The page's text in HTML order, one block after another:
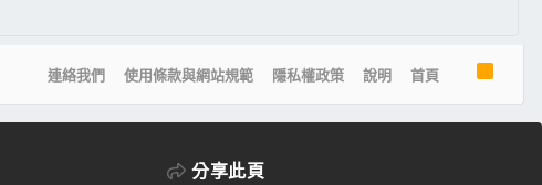
連絡我們 使用條款與網站規範 隱私權政策 說明 首頁
S
分享此頁